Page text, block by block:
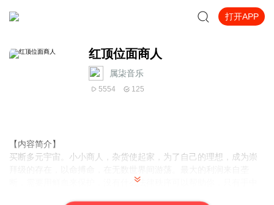
打开APP
红顶位面商人
属柒音乐
5554 125
【内容简介】
买断多元宇宙。小小商人，杂货使起家，为了自己的理想，成为崇
断，需要用鲜血来保护，没有什么法律秩序可以帮助你，只有手中